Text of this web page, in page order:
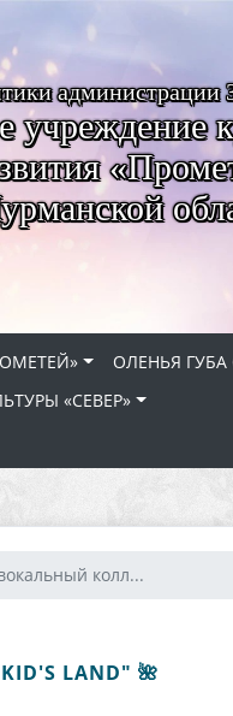
администрации
учреждение
ОЛЕНЬЯ
«СЕВЕР»
колл...
LAND" 🌺